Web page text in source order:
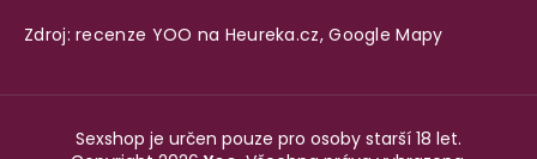
Zdroj: recenze YOO na Heureka.cz,Google Mapy
Sexshop je určen pouze pro osoby starší 18 let.